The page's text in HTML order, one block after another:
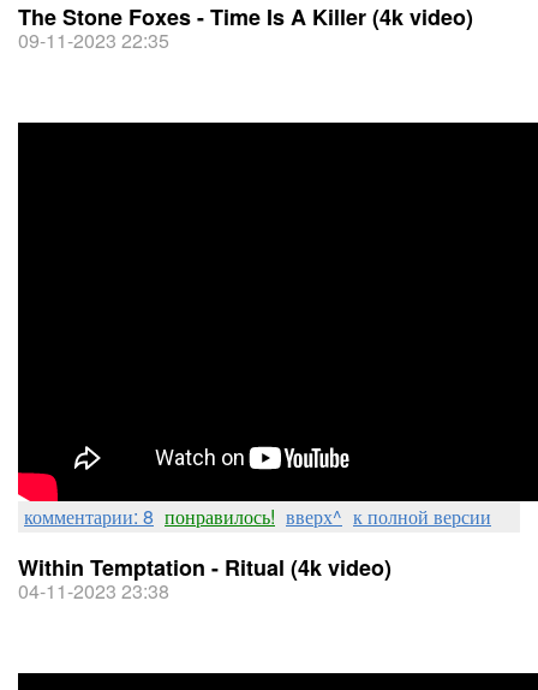
The Stone Foxes - Time Is A Killer (4k video)
09-11-2023 22:35
комментарии: 8 понравилось! вверх^ к полной версии
Within Temptation - Ritual (4k video)
04-11-2023 23:38